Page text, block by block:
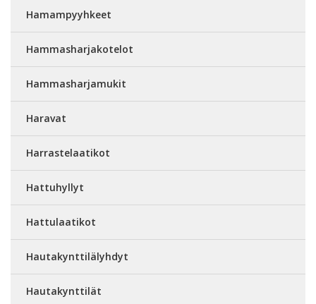
Hamampyyhkeet
Hammasharjakotelot
Hammasharjamukit
Haravat
Harrastelaatikot
Hattuhyllyt
Hattulaatikot
Hautakynttilälyhdyt
Hautakynttilät